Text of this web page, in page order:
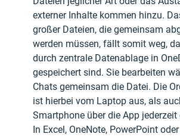
externer Inhalte kommen hinzu.
großer Dateien, die gemeinsam
werden müssen, fällt somit weg,
durch zentrale Datenablage in
gespeichert sind. Sie bearbeiten
Chats gemeinsam die Datei. Die
ist hierbei vom Laptop aus, als
Smartphone über die App jederzeit
In Excel, OneNote, PowerPoint